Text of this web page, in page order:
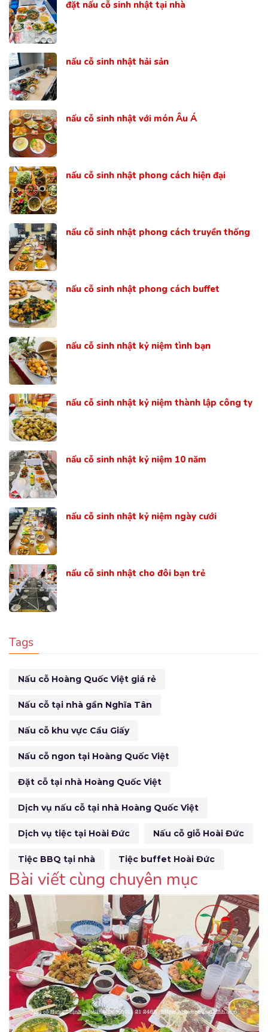
đặt nấu cỗ sinh nhật tại nhà
nấu cỗ sinh nhật hải sản
nấu cỗ sinh nhật với món Âu Á
nấu cỗ sinh nhật phong cách hiện đại
nấu cỗ sinh nhật phong cách truyền thống
nấu cỗ sinh nhật phong cách buffet
nấu cỗ sinh nhật kỷ niệm tình bạn
nấu cỗ sinh nhật kỷ niệm thành lập công ty
nấu cỗ sinh nhật kỷ niệm 10 năm
nấu cỗ sinh nhật kỷ niệm ngày cưới
nấu cỗ sinh nhật cho đôi bạn trẻ
Tags
Nấu cỗ Hoàng Quốc Việt giá rẻ
Nấu cỗ tại nhà gần Nghĩa Tân
Nấu cỗ khu vực Cầu Giấy
Nấu cỗ ngon tại Hoàng Quốc Việt
Đặt cỗ tại nhà Hoàng Quốc Việt
Dịch vụ nấu cỗ tại nhà Hoàng Quốc Việt
Dịch vụ tiệc tại Hoài Đức Nấu cỗ giỗ Hoài Đức
Tiệc BBQ tại nhà Tiệc buffet Hoài Đức
Bài viết cùng chuyên mục